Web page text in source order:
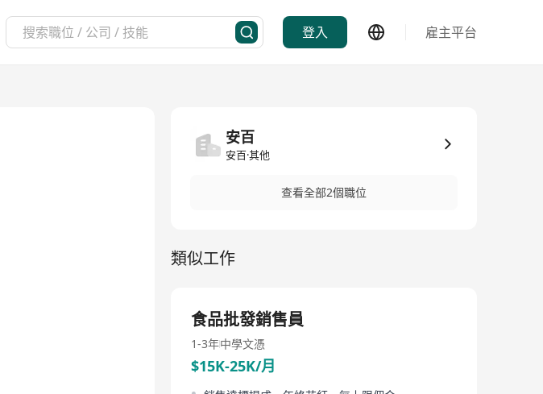
登入 雇主平台
安百
安百·其他
查看全部2個職位
類似工作
食品批發銷售員
1-3年中學文憑
$15K-25K/月